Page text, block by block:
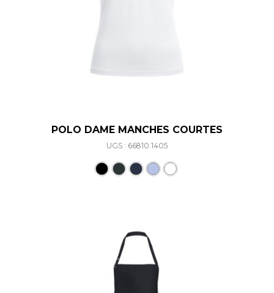
POLO DAME MANCHES COURTES
UGS : 66810.1405